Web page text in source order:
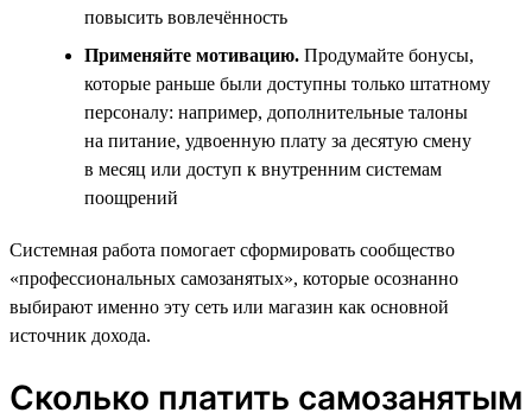
повысить вовлечённость
Применяйте мотивацию. Продумайте бонусы,
которые раньше были доступны только штатному
персоналу: например, дополнительные талоны
на питание, удвоенную плату за десятую смену
в месяц или доступ к внутренним системам
поощрений
Системная работа помогает сформировать сообщество
«профессиональных самозанятых», которые осознанно
выбирают именно эту сеть или магазин как основной
источник дохода.
Сколько платить самозанятым